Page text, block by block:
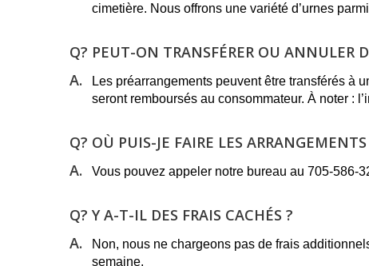
cimetière. Nous offrons une variété d’urnes
Q? PEUT-ON TRANSFÉRER OU ANNULER
A.
Les préarrangements peuvent être transférés à
seront remboursés au consommateur. À noter :
Q? OÙ PUIS-JE FAIRE LES ARRANGEMENTS
A.
Vous pouvez appeler notre bureau au 705-586-
Q? Y A-T-IL DES FRAIS CACHÉS ?
A.
Non, nous ne chargeons pas de frais
semaine.